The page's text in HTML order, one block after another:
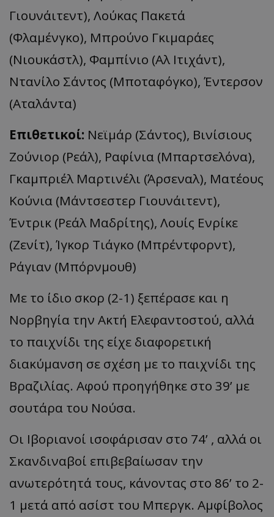
Γιουνάιτεντ), Λούκας Πακετά
(Φλαμένγκο), Μπρούνο Γκιμαράες
(Νιουκάστλ), Φαμπίνιο (Αλ Ιτιχάντ),
Ντανίλο Σάντος (Μποταφόγκο), Έντερσον
(Αταλάντα)
Επιθετικοί: Νεϊμάρ (Σάντος), Βινίσιους
Ζούνιορ (Ρεάλ), Ραφίνια (Μπαρτσελόνα),
Γκαμπριέλ Μαρτινέλι (Άρσεναλ), Ματέους
Κούνια (Μάντσεστερ Γιουνάιτεντ),
Έντρικ (Ρεάλ Μαδρίτης), Λουίς Ενρίκε
(Ζενίτ), Ίγκορ Τιάγκο (Μπρέντφορντ),
Ράγιαν (Μπόρνμουθ)
Με το ίδιο σκορ (2-1) ξεπέρασε και η
Νορβηγία την Ακτή Ελεφαντοστού, αλλά
το παιχνίδι της είχε διαφορετική
διακύμανση σε σχέση με το παιχνίδι της
Βραζιλίας. Αφού προηγήθηκε στο 39’ με
σουτάρα του Νούσα.
Οι Ιβοριανοί ισοφάρισαν στο 74’ , αλλά οι
Σκανδιναβοί επιβεβαίωσαν την
ανωτερότητά τους, κάνοντας στο 86’ το 2-
1 μετά από ασίστ του Μπεργκ. Αμφίβολος